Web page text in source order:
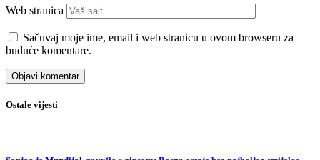
Web stranica
Sačuvaj moje ime, email i web stranicu u ovom browseru za
buduće komentare.
Ostale vijesti